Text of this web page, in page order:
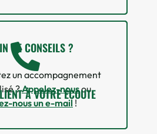
À VOTRE ÉCOUTE
DE CONSEILS ?
un accompagnement
?Appelez-nousou
nous un e-mail!